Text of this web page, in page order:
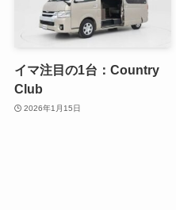
イマ注目の1台：Country
Club
2026年1月15日